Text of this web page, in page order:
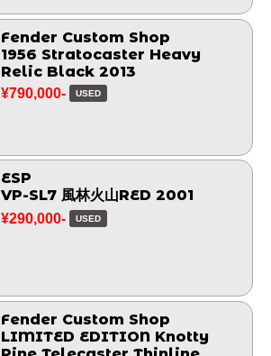
Fender Custom Shop
1956 Stratocaster Heavy
Relic Black 2013
¥790,000- USED
ESP
VP-SL7 風林火山RED 2001
¥290,000- USED
Fender Custom Shop
LIMITED EDITION Knotty